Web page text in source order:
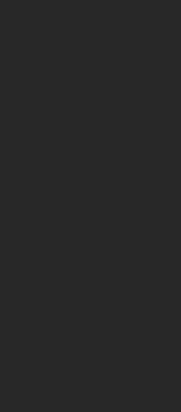
достаточно
Почему это
мы могли
устройство. Как